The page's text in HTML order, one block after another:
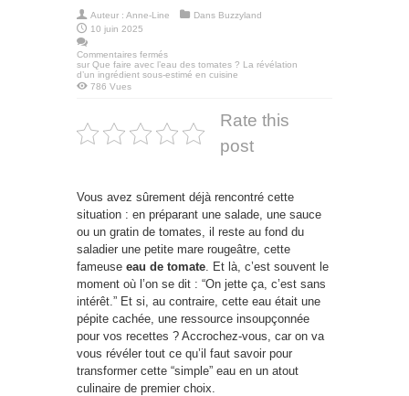
Auteur : Anne-Line Dans Buzzyland
10 juin 2025
Commentaires fermés
sur Que faire avec l’eau des tomates ? La révélation
d’un ingrédient sous-estimé en cuisine
786 Vues
Rate this
post
Vous avez sûrement déjà rencontré cette
situation : en préparant une salade, une sauce
ou un gratin de tomates, il reste au fond du
saladier une petite mare rougeâtre, cette
fameuse eau de tomate. Et là, c’est souvent le
moment où l’on se dit : “On jette ça, c’est sans
intérêt.” Et si, au contraire, cette eau était une
pépite cachée, une ressource insoupçonnée
pour vos recettes ? Accrochez-vous, car on va
vous révéler tout ce qu’il faut savoir pour
transformer cette “simple” eau en un atout
culinaire de premier choix.